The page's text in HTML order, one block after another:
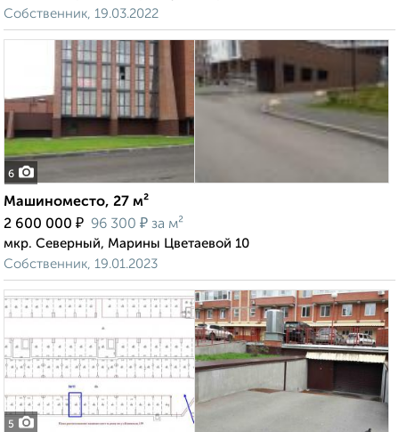
Собственник, 19.03.2022
6
Машиноместо, 27 м²
2 600 000 ₽ 96 300 ₽ за м²
мкр. Северный, Марины Цветаевой 10
Собственник, 19.01.2023
5